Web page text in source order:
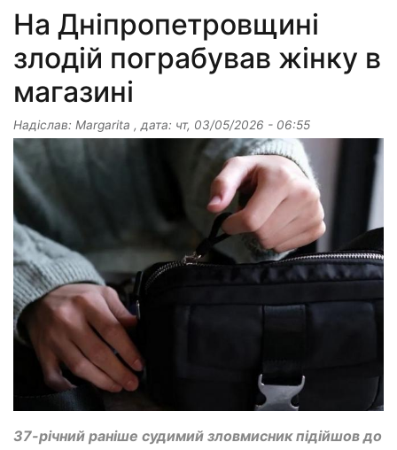
На Дніпропетровщині
злодій пограбував жінку в
магазині
Надіслав: Margarita , дата: чт, 03/05/2026 - 06:55
37-річний раніше судимий зловмисник підійшов до